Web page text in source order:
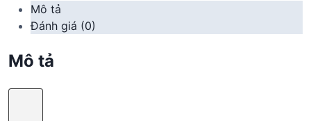
Mô tả
Đánh giá (0)
Mô tả